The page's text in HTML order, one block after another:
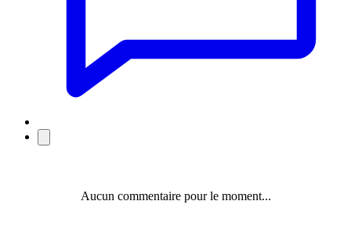
Aucun commentaire pour le moment...